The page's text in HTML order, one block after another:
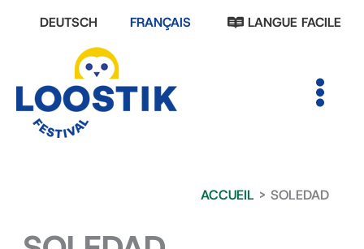
DEUTSCH FRANÇAIS LANGUE FACILE
MAIN
ACCUEIL SOLEDAD